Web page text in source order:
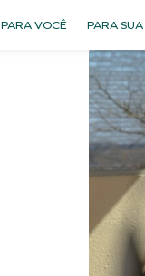
PARA VOCÊ PARA